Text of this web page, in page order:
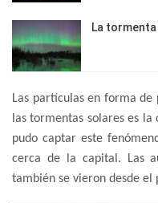
La
Las partículas en forma
las tormentas solares es la
pudo captar este
cerca de la capital. Las
también se vieron desde el